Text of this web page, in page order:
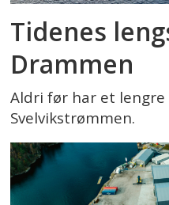
Tidenes
Drammen
Aldri før har et
Svelvikstrømmen.